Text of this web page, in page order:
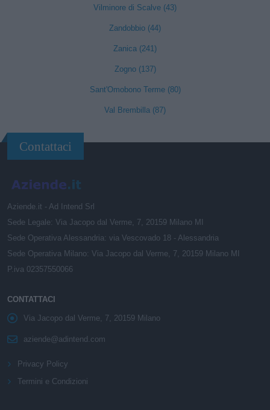
Vilminore di Scalve (43)
Zandobbio (44)
Zanica (241)
Zogno (137)
Sant'Omobono Terme (80)
Val Brembilla (87)
Contattaci
Aziende.it - Ad Intend Srl
Sede Legale: Via Jacopo dal Verme, 7, 20159 Milano MI
Sede Operativa Alessandria: via Vescovado 18 - Alessandria
Sede Operativa Milano: Via Jacopo dal Verme, 7, 20159 Milano MI
P.iva 02357550066
CONTATTACI
Via Jacopo dal Verme, 7, 20159 Milano
aziende@adintend.com
Privacy Policy
Termini e Condizioni